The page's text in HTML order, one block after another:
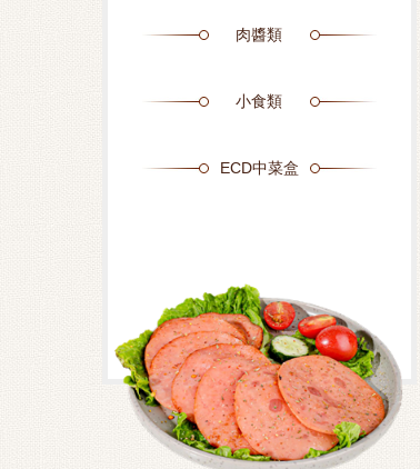
肉醬類
小食類
ECD中菜盒